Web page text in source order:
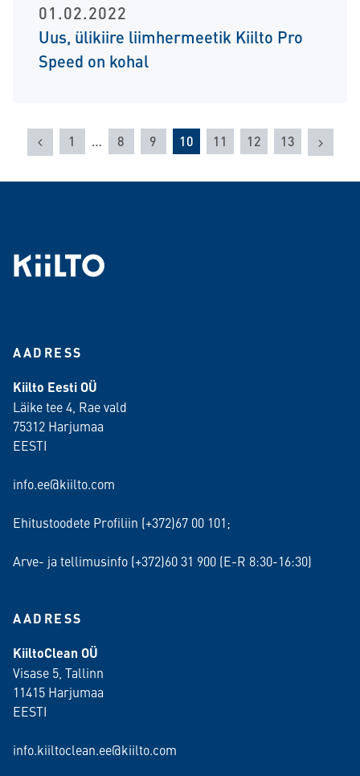
01.02.2022
Uus, ülikiire liimhermeetik Kiilto Pro
Speed on kohal
Eelmine
1 … 8 9 10 11 12 13
AADRESS
Kiilto Eesti OÜ
Läike tee 4, Rae vald
75312 Harjumaa
EESTI
info.ee@kiilto.com
Ehitustoodete Profiliin (+372)67 00 101;
Arve- ja tellimusinfo (+372)60 31 900 (E-R 8:30-16:30)
AADRESS
KiiltoClean OÜ
Visase 5, Tallinn
11415 Harjumaa
EESTI
info.kiiltoclean.ee@kiilto.com